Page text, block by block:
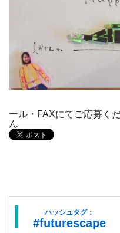
ール・FAXにてご応募く
ん
ハッシュタグ：
#futurescape